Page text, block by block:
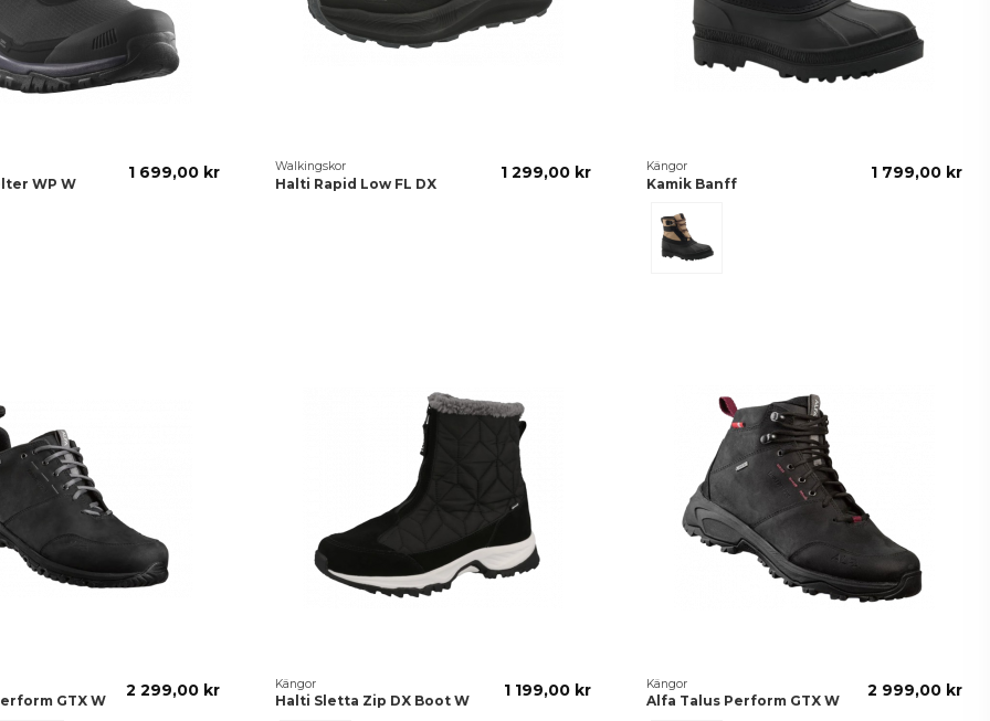
WP W
Iron/Excalibur
1 699,00 kr Walkingskor
Halti Rapid Low FL DX
1 299,00 kr Kängor
Kamik Banff
Fossil
1 799,00 kr
GTX W
2 299,00 kr Kängor
Halti Sletta Zip DX Boot W
1 199,00 kr Kängor
Alfa Talus Perform GTX W
2 999,00 kr